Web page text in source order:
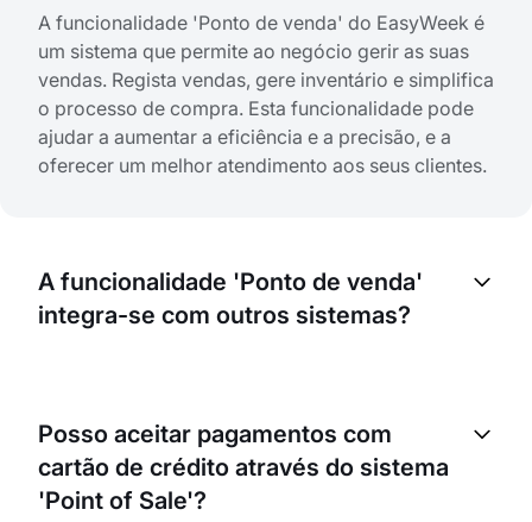
A funcionalidade 'Ponto de venda' do EasyWeek é
um sistema que permite ao negócio gerir as suas
vendas. Regista vendas, gere inventário e simplifica
o processo de compra. Esta funcionalidade pode
ajudar a aumentar a eficiência e a precisão, e a
oferecer um melhor atendimento aos seus clientes.
A funcionalidade 'Ponto de venda'
integra-se com outros sistemas?
sistemas. Isto permite transferir dados entre
sistemas de forma fluida, aumentando a eficiência
das operações do seu negócio.
Posso aceitar pagamentos com
cartão de crédito através do sistema
'Point of Sale'?